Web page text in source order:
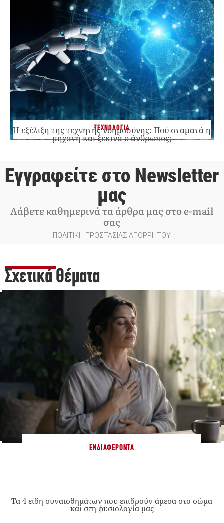
ΤΕΧΝΟΛΟΓΙΑ
Η εξέλιξη της τεχνητής νοημοσύνης: Πού σταματά η
μηχανή και ξεκινά ο άνθρωπος;
Εγγραφείτε στο Newsletter
μας
Λάβετε καθημερινά τα άρθρα μας στο e-mail
σας
ΠΟΛΙΤΙΚΗ ΠΡΟΣΤΑΣΙΑΣ ΑΠΟΡΡΗΤΟΥ
Σχετικά Θέματα
ΕΝΔΙΑΦΈΡΟΝΤΑ
Τα 4 είδη συναισθημάτων που επιδρούν άμεσα στο σώμα
και στη φυσιολογία μας